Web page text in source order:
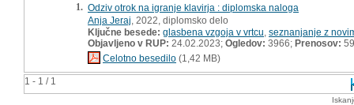
1 - 1 / 1
1. Odziv otrok na igranje klavirja : diplomska naloga
Anja Jeraj , 2022, diplomsko delo
Ključne besede: glasbena vzgoja v vrtcu seznanjanje z
Objavljeno v RUP: 24.02.2023; Ogledov: 3966; Prenosov: 59
Celotno besedilo (1,42 MB)